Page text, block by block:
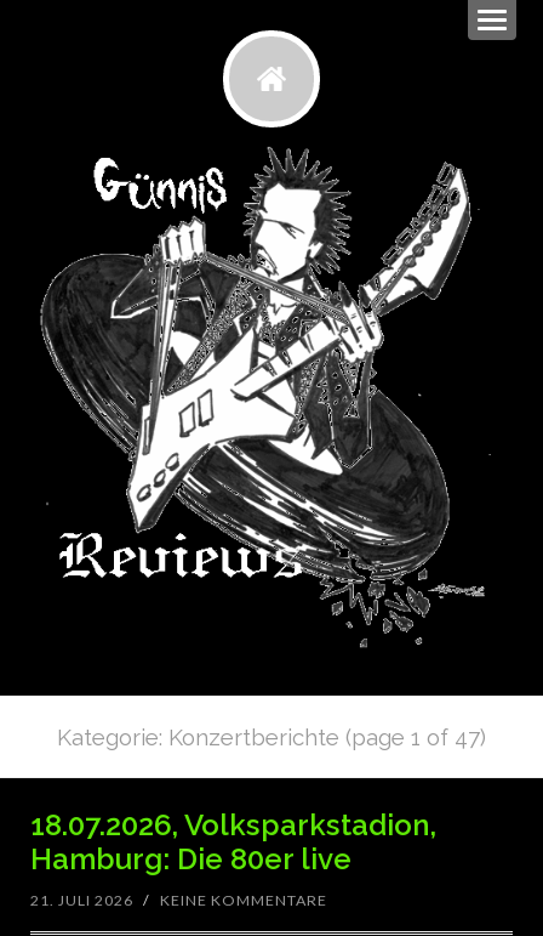
Kategorie: Konzertberichte (page 1 of 47)
18.07.2026, Volksparkstadion,
Hamburg: Die 80er live
21. JULI 2026 / KEINE KOMMENTARE